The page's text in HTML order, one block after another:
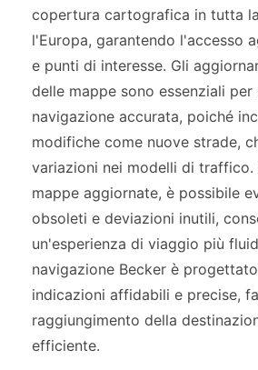
copertura cartografica in tutta
l'Europa, garantendo l'accesso
e punti di interesse. Gli
delle mappe sono essenziali per
navigazione accurata, poiché
modifiche come nuove strade,
variazioni nei modelli di traffico.
mappe aggiornate, è possibile
obsoleti e deviazioni inutili,
un'esperienza di viaggio più
navigazione Becker è
indicazioni affidabili e precise,
raggiungimento della
efficiente.